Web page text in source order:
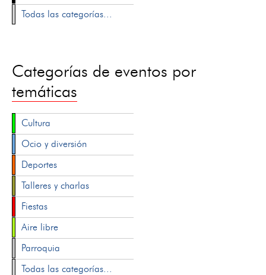
Todas las categorías...
Categorías de eventos por
temáticas
Cultura
Ocio y diversión
Deportes
Talleres y charlas
Fiestas
Aire libre
Parroquia
Todas las categorías...